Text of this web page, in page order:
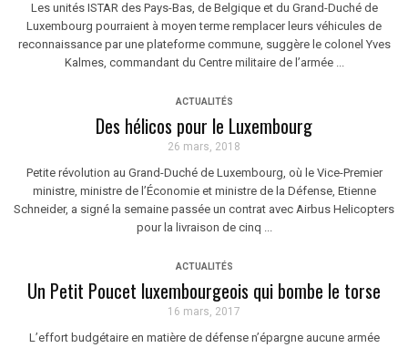
Les unités ISTAR des Pays-Bas, de Belgique et du Grand-Duché de
Luxembourg pourraient à moyen terme remplacer leurs véhicules de
reconnaissance par une plateforme commune, suggère le colonel Yves
Kalmes, commandant du Centre militaire de l’armée ...
ACTUALITÉS
Des hélicos pour le Luxembourg
26 mars, 2018
Petite révolution au Grand-Duché de Luxembourg, où le Vice-Premier
ministre, ministre de l’Économie et ministre de la Défense, Etienne
Schneider, a signé la semaine passée un contrat avec Airbus Helicopters
pour la livraison de cinq ...
ACTUALITÉS
Un Petit Poucet luxembourgeois qui bombe le torse
16 mars, 2017
L’effort budgétaire en matière de défense n’épargne aucune armée